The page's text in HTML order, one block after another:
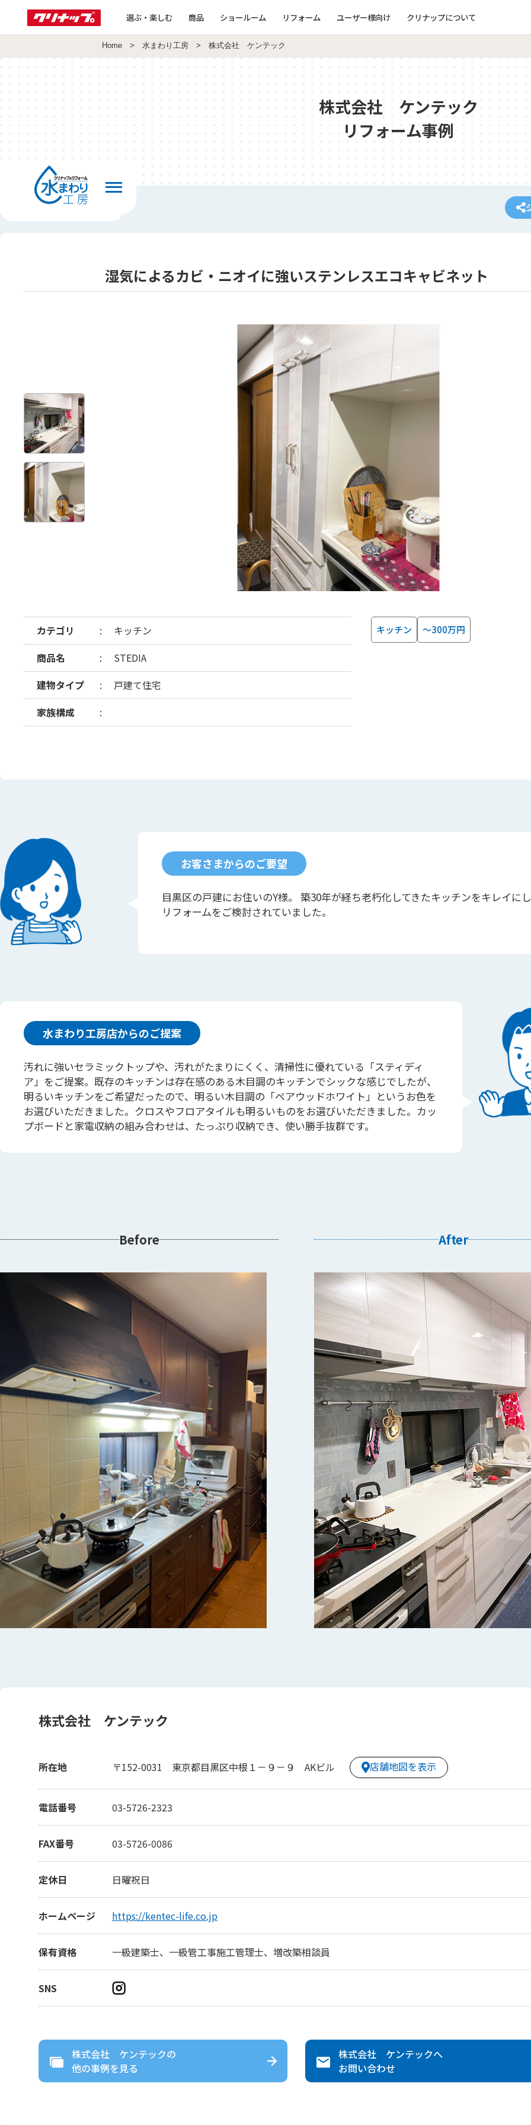
選ぶ・楽しむ 商品 ショールーム リフォーム ユーザー様向け クリナップについて
Home > 水まわり工房 > 株式会社 ケンテック
株式会社 ケンテック
リフォーム事例
前の画面へ戻る
湿気によるカビ・ニオイに強いステンレスエコキャビネット
カテゴリ
キッチン
商品名
STEDIA
建物タイプ
戸建て住宅
家族構成
キッチン ～300万円
お客さまからのご要望
目黒区の戸建にお住いのY様。 築30年が経ち老朽化してきたキッチンをキレイに
リフォームをご検討されていました。
水まわり工房店からのご提案
汚れに強いセラミックトップや、汚れがたまりにくく、清掃性に優れている「スティディ
ア」をご提案。既存のキッチンは存在感のある木目調のキッチンでシックな感じでしたが、
明るいキッチンをご希望だったので、明るい木目調の「ペアウッドホワイト」というお色を
お選びいただきました。クロスやフロアタイルも明るいものをお選びいただきました。カッ
プボードと家電収納の組み合わせは、たっぷり収納でき、使い勝手抜群です。
Before After
株式会社 ケンテック
所在地 〒152-0031 東京都目黒区中根１－９－９ AKビル 店舗地図を表示
電話番号 03-5726-2323
FAX番号 03-5726-0086
定休日 日曜祝日
ホームページ https://kentec-life.co.jp
保有資格 一級建築士、一級管工事施工管理士、増改築相談員
SNS
株式会社 ケンテックの
他の事例を見る
株式会社 ケンテックへ
お問い合わせ